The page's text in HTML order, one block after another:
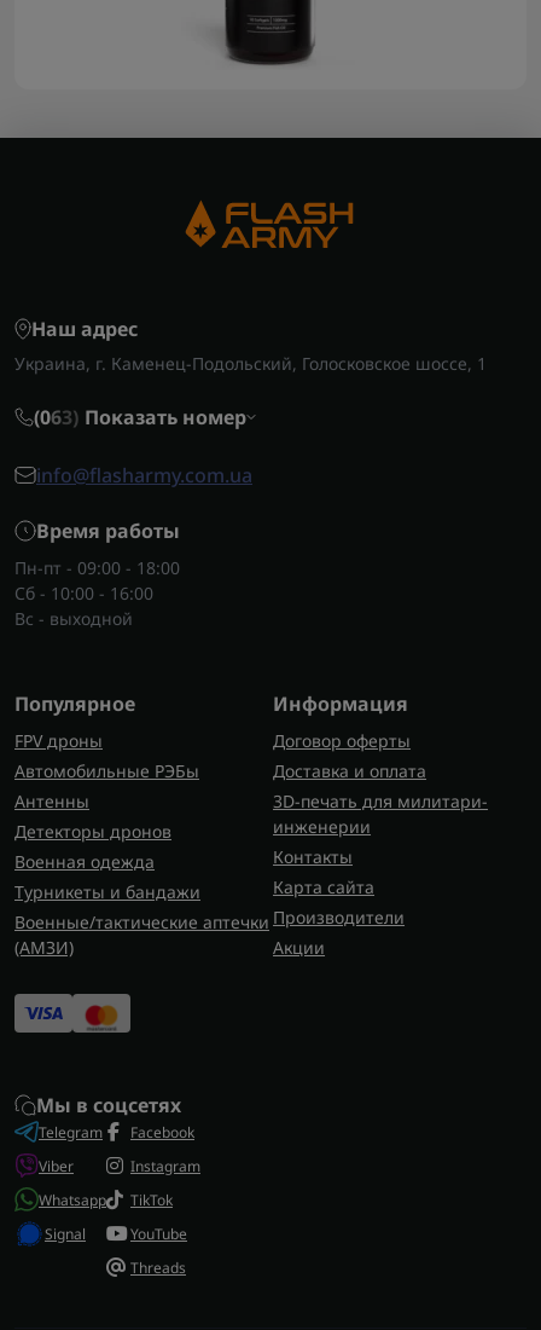
Наш адрес
Украина, г. Каменец-Подольский, Голосковское шоссе, 1
(063) Показать номер
info@flasharmy.com.ua
Время работы
Пн-пт - 09:00 - 18:00
Сб - 10:00 - 16:00
Вс - выходной
Популярное
FPV дроны
Автомобильные РЭБы
Антенны
Детекторы дронов
Военная одежда
Турникеты и бандажи
Военные/тактические аптечки
(AMЗИ)
Информация
Договор оферты
Доставка и оплата
3D-печать для милитари-
инженерии
Контакты
Карта сайта
Производители
Акции
Мы в соцсетях
Telegram
Viber
Whatsapp
Signal
Facebook
Instagram
TikTok
YouTube
Threads